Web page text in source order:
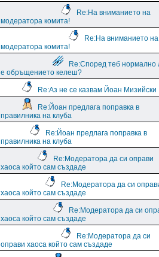
Re:На вниманието на
модератора комита!
Re:На вниманието на
модератора комита!
Re:Според теб нормално
е обръщението келеш?
Re:Аз не се казвам Йоан Мизийски
Re:Йоан предлага поправка в
правилника на клуба
Re:Йоан предлага поправка в
правилника на клуба
Re:Модератора да си оправи
хаоса който сам създаде
Re:Модератора да си
хаоса който сам създаде
Re:Модератора да си
хаоса който сам създаде
Re:Модератора да си
оправи хаоса който сам създаде